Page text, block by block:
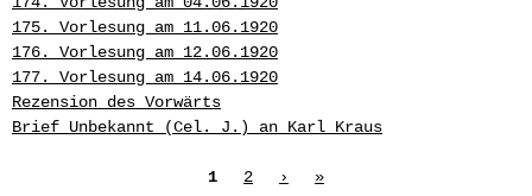
175. Vorlesung am 11.06.1920
176. Vorlesung am 12.06.1920
177. Vorlesung am 14.06.1920
Rezension des Vorwärts
Brief Unbekannt (Cel. J.) an Karl Kraus
1 2 › »